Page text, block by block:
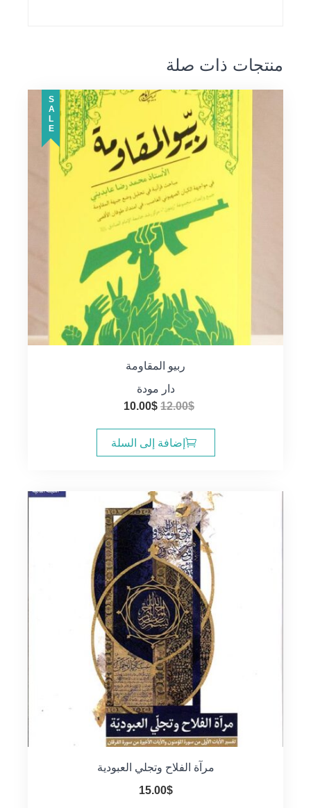
منتجات ذات صلة
SALE
ربيو المقاومة
دار مودة
12.00$
السعر
هو:
12.00$.
10.00$
هو:
10.00$.
إضافة إلى السلة
مرآة الفلاح وتجلي العبودية
15.00$